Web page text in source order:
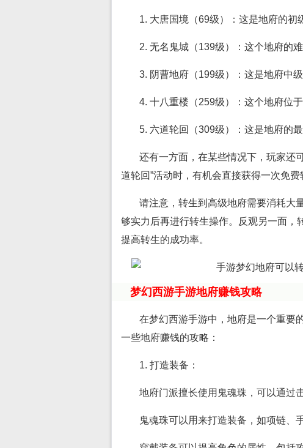
1. 大唐国境（69级）：这是地府的初
2. 无名鬼城（139级）：这个地府的
3. 阴曹地府（199级）：这是地府中
4. 十八重楼（259级）：这个地府位
5. 六道轮回（309级）：这是地府的
还有一方面，在某些情况下，玩家还
道轮回”活动时，有机会直接获得一次免费
请注意，转生到高级地府需要消耗大
够实力后再进行转生操作。反观另一面，
提高转生的成功率。
梦幻西游手游地府赚钱攻略
在梦幻西游手游中，地府是一个重要
一些地府赚钱的攻略：
1. 打造装备：
地府门派擅长使用鬼魂珠，可以通过
鬼魂珠可以用来打造装备，如项链、